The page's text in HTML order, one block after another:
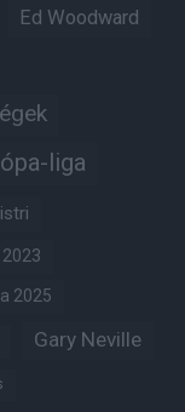
Ed Woodward
liga
2025
Gary Neville